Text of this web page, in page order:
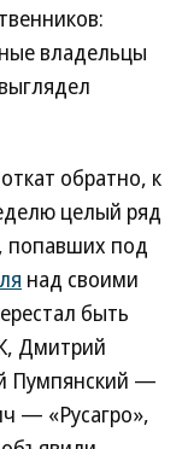
владельцы
обратно, к
целый ряд
попавших под
над своими
быть
Дмитрий
Пумпянский —
— «Русагро»,